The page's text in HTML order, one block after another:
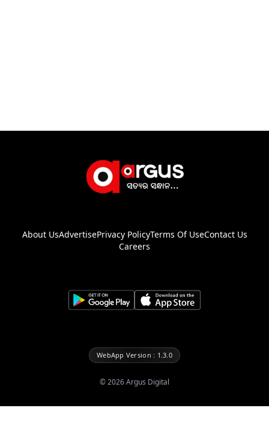
About UsAdvertisePrivacy PolicyTerms Of UseContact Us
Careers
WebApp Version : 1.3.0
©2026Argus Digital